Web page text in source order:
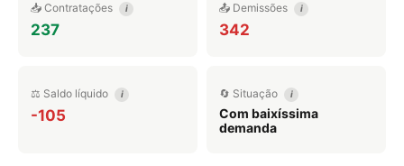
📥 Contratações i
237
📤 Demissões i
342
⚖️ Saldo líquido i
-105
🔄 Situação i
Com baixíssima
demanda